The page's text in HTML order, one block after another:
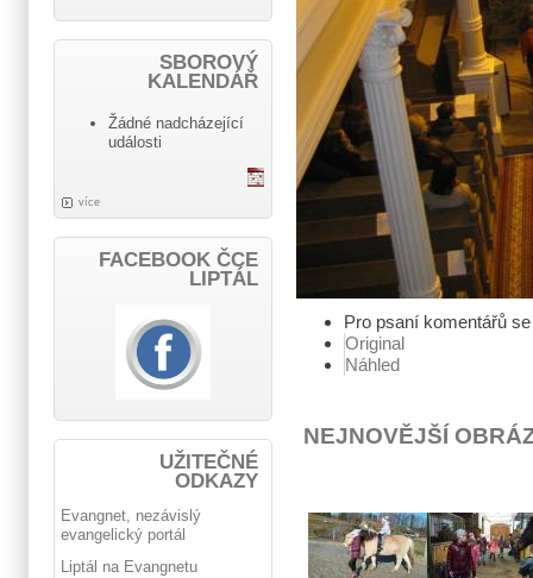
Pro psaní komentářů
Original
Náhled
NEJNOVĚJŠÍ
SBOROVÝ
KALENDÁŘ
Žádné nadcházející
události
více
FACEBOOK ČCE
LIPTÁL
UŽITEČNÉ
ODKAZY
Evangnet, nezávislý
evangelický portál
Liptál na Evangnetu